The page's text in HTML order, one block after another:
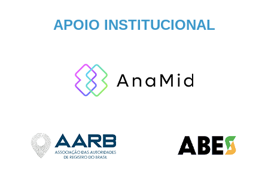
APOIO INSTITUCIONAL